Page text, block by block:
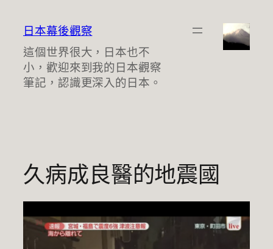
日本幕後觀察
這個世界很大，日本也不
小，歡迎來到我的日本觀察
筆記，認識更深入的日本。
久病成良醫的地震國